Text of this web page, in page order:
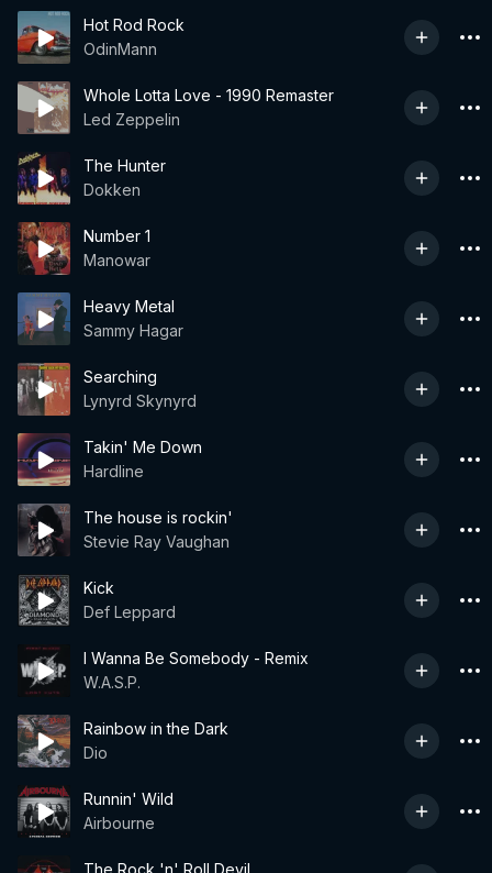
Hot Rod Rock
OdinMann
Whole Lotta Love - 1990 Remaster
Led Zeppelin
The Hunter
Dokken
Number 1
Manowar
Heavy Metal
Sammy Hagar
Searching
Lynyrd Skynyrd
Takin' Me Down
Hardline
The house is rockin'
Stevie Ray Vaughan
Kick
Def Leppard
I Wanna Be Somebody - Remix
W.A.S.P.
Rainbow in the Dark
Dio
Runnin' Wild
Airbourne
The Rock 'n' Roll Devil